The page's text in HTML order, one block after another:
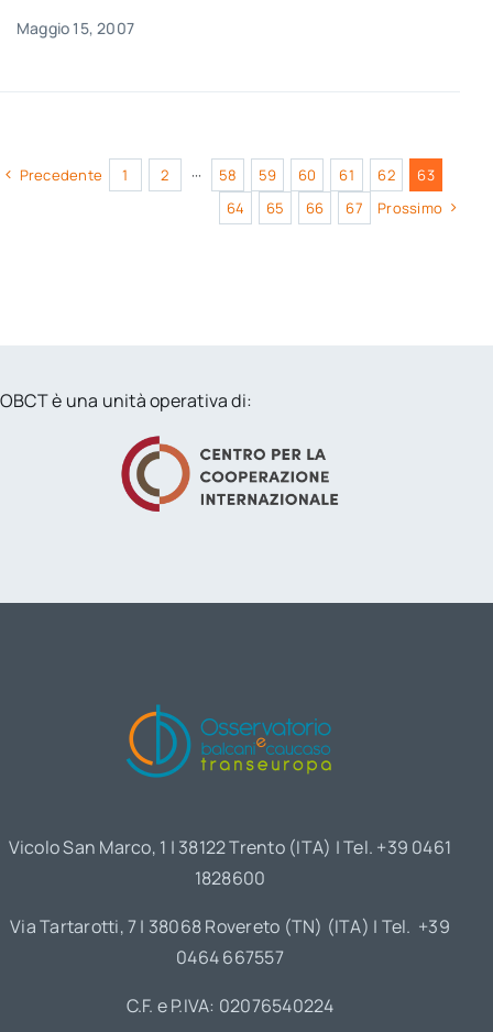
Maggio 15, 2007
Precedente 1 2 ··· 58 59 60 61 62
63
64
65 66 67 Prossimo
OBCT è una unità operativa di:
Vicolo San Marco, 1 | 38122 Trento (ITA) | Tel. +39 0461
1828600
Via Tartarotti, 7 | 38068 Rovereto (TN) (ITA) | Tel. +39
0464 667557
C.F. e P.IVA: 02076540224